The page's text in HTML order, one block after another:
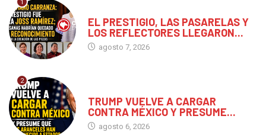
1
EL PRESTIGIO, LAS PASARELAS Y
LOS REFLECTORES LLEGARON...
agosto 7, 2026
2
TRUMP VUELVE A CARGAR
CONTRA MÉXICO Y PRESUME...
agosto 6, 2026